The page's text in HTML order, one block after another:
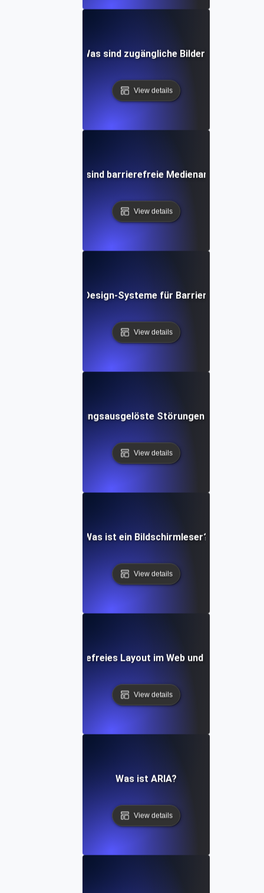
Was sind zugängliche Bilder?
View details
Was sind barrierefreie Medienarten?
View details
Was sind Design-Systeme für Barrierefreiheit?
View details
Was sind Bewegungsausgelöste Störungen in der
View details
Was ist ein Bildschirmleser?
View details
Was ist ein barrierefreies Layout im Web und auf
View details
Was ist ARIA?
View details